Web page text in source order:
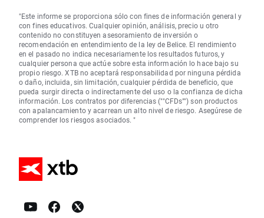
"Este informe se proporciona sólo con fines de información general y
con fines educativos. Cualquier opinión, análisis, precio u otro
contenido no constituyen asesoramiento de inversión o
recomendación en entendimiento de la ley de Belice. El rendimiento
en el pasado no indica necesariamente los resultados futuros, y
cualquier persona que actúe sobre esta información lo hace bajo su
propio riesgo. XTB no aceptará responsabilidad por ninguna pérdida
o daño, incluida, sin limitación, cualquier pérdida de beneficio, que
pueda surgir directa o indirectamente del uso o la confianza de dicha
información. Los contratos por diferencias (""CFDs"") son productos
con apalancamiento y acarrean un alto nivel de riesgo. Asegúrese de
comprender los riesgos asociados. "